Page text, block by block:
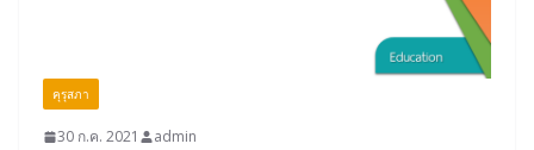
คุรุสภา
30 ก.ค. 2021 admin